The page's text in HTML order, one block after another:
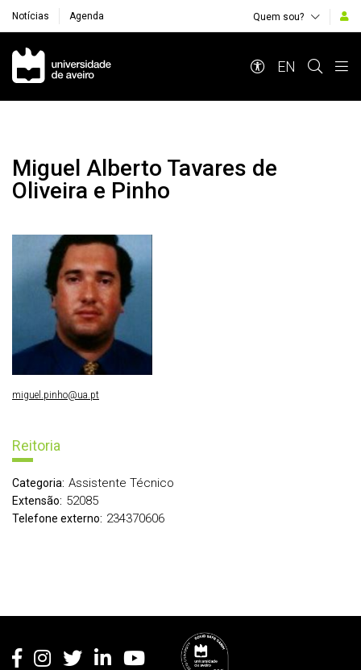
Notícias Agenda Quem sou?
Navegação Principal
EN
Miguel Alberto Tavares de
Oliveira e Pinho
Reitoria
Categoria: Assistente Técnico
Extensão: 52085
Telefone externo: 234370606
miguel.pinho@ua.pt